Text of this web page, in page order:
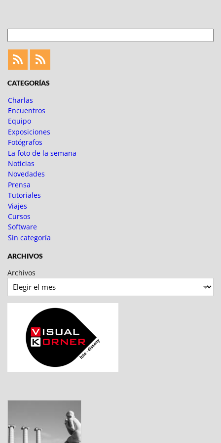
Feed
Feed
CATEGORÍAS
Charlas
Encuentros
Equipo
Exposiciones
Fotógrafos
La foto de la semana
Noticias
Novedades
Prensa
Tutoriales
Viajes
Cursos
Software
Sin categoría
ARCHIVOS
Archivos